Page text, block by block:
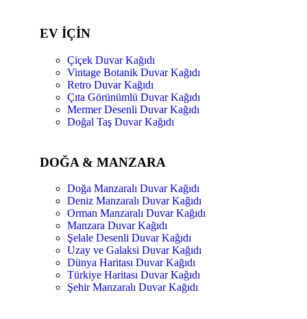
EV İÇİN
Çiçek Duvar Kağıdı
Vintage Botanik Duvar Kağıdı
Retro Duvar Kağıdı
Çıta Görünümlü Duvar Kağıdı
Mermer Desenli Duvar Kağıdı
Doğal Taş Duvar Kağıdı
DOĞA & MANZARA
Doğa Manzaralı Duvar Kağıdı
Deniz Manzaralı Duvar Kağıdı
Orman Manzaralı Duvar Kağıdı
Manzara Duvar Kağıdı
Şelale Desenli Duvar Kağıdı
Uzay ve Galaksi Duvar Kağıdı
Dünya Haritası Duvar Kağıdı
Türkiye Haritası Duvar Kağıdı
Şehir Manzaralı Duvar Kağıdı